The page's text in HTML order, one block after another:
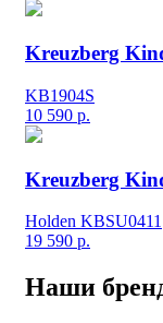
Kreuzberg
KB1904S
10 590 р.
Kreuzberg
Holden KBSU0411
19 590 р.
Наши